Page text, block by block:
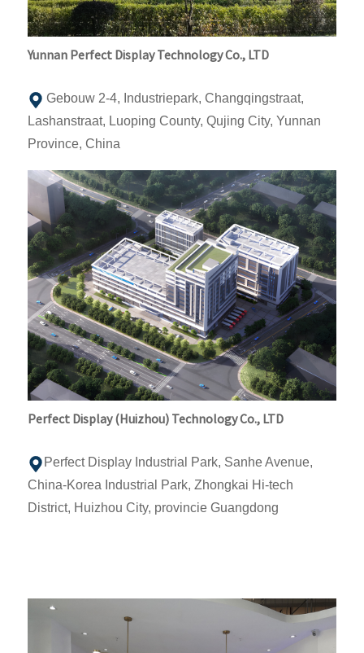
Yunnan Perfect Display Technology Co., LTD
Gebouw 2-4, Industriepark, Changqingstraat,
Lashanstraat, Luoping County, Qujing City, Yunnan
Province, China
Perfect Display (Huizhou) Technology Co., LTD
Perfect Display Industrial Park, Sanhe Avenue,
China-Korea Industrial Park, Zhongkai Hi-tech
District, Huizhou City, provincie Guangdong